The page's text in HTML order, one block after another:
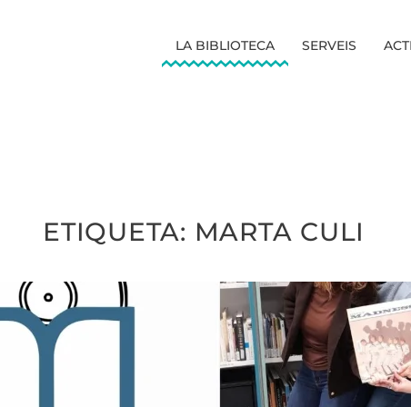
LA BIBLIOTECA SERVEIS
ETIQUETA: MARTA CULI